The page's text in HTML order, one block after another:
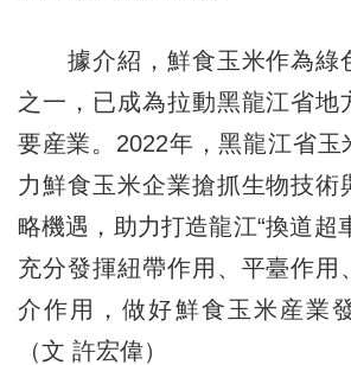
據介紹，鮮食玉米作為綠
之一，已成為拉動黑龍江省地
要産業。2022年，黑龍江省玉
力鮮食玉米企業搶抓生物技術
略機遇，助力打造龍江“換道超
充分發揮紐帶作用、平臺作用
介作用，做好鮮食玉米産業
（文 許宏偉）